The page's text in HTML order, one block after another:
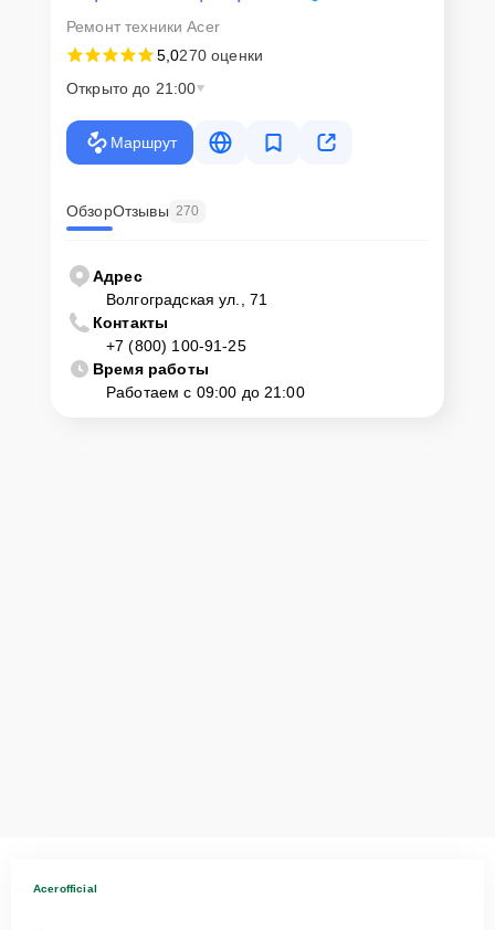
Ремонт техники Acer
5,0270 оценки
Открыто до 21:00
Маршрут
ОбзорОтзывы 270
Адрес
Волгоградская ул., 71
Контакты
+7 (800) 100-91-25
Время работы
Работаем с 09:00 до 21:00
Acerofficial